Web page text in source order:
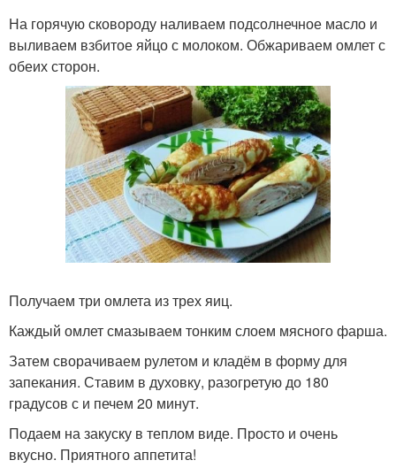
На горячую сковороду наливаем подсолнечное масло и
выливаем взбитое яйцо с молоком. Обжариваем омлет с
обеих сторон.
Получаем три омлета из трех яиц.
Каждый омлет смазываем тонким слоем мясного фарша.
Затем сворачиваем рулетом и кладём в форму для
запекания. Ставим в духовку, разогретую до 180
градусов с и печем 20 минут.
Подаем на закуску в теплом виде. Просто и очень
вкусно. Приятного аппетита!